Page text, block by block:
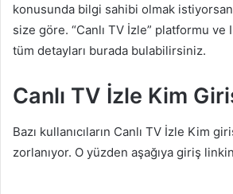
konusunda bilgi sahibi olmak
size göre. “Canlı TV İzle” platformu
tüm detayları burada bulabilirsiniz.
Canlı TV İzle Kim
Bazı kullanıcıların Canlı TV İzle Kim
zorlanıyor. O yüzden aşağıya giriş